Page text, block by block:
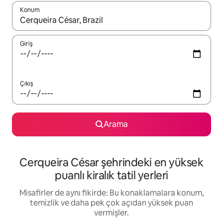
Konum
Sonuçlar kullanılabilir olduğunda yukarı ve aşağı oklarıyla
Giriş
Çıkış
Arama
Cerqueira César şehrindeki en yüksek
puanlı kiralık tatil yerleri
Misafirler de aynı fikirde: Bu konaklamalara konum,
temizlik ve daha pek çok açıdan yüksek puan
vermişler.